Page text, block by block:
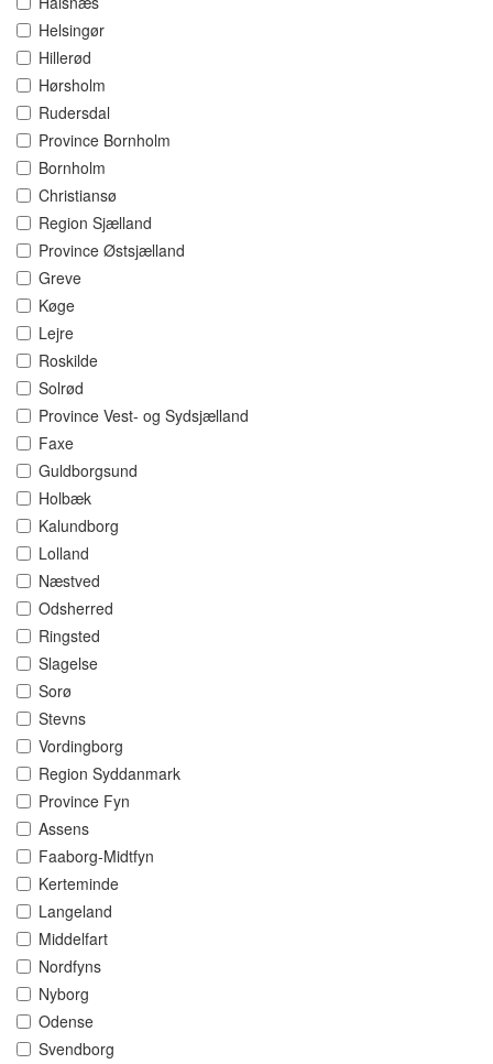
Helsingør
Hillerød
Hørsholm
Rudersdal
Province Bornholm
Bornholm
Christiansø
Region Sjælland
Province Østsjælland
Greve
Køge
Lejre
Roskilde
Solrød
Province Vest- og Sydsjælland
Faxe
Guldborgsund
Holbæk
Kalundborg
Lolland
Næstved
Odsherred
Ringsted
Slagelse
Sorø
Stevns
Vordingborg
Region Syddanmark
Province Fyn
Assens
Faaborg-Midtfyn
Kerteminde
Langeland
Middelfart
Nordfyns
Nyborg
Odense
Svendborg